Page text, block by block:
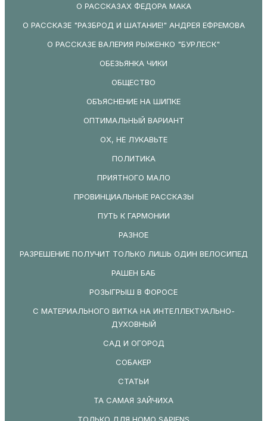
О РАССКАЗАХ ФЕДОРА МАКА
О РАССКАЗЕ "РАЗБРОД И ШАТАНИЕ!" АНДРЕЯ ЕФРЕМОВА
О РАССКАЗЕ ВАЛЕРИЯ РЫЖЕНКО "БУРЛЕСК"
ОБЕЗЬЯНКА ЧИКИ
ОБЩЕСТВО
ОБЪЯСНЕНИЕ НА ШИПКЕ
ОПТИМАЛЬНЫЙ ВАРИАНТ
ОХ, НЕ ЛУКАВЬТЕ
ПОЛИТИКА
ПРИЯТНОГО МАЛО
ПРОВИНЦИАЛЬНЫЕ РАССКАЗЫ
ПУТЬ К ГАРМОНИИ
РАЗНОЕ
РАЗРЕШЕНИЕ ПОЛУЧИТ ТОЛЬКО ЛИШЬ ОДИН ВЕЛОСИПЕД
РАШЕН БАБ
РОЗЫГРЫШ В ФОРОСЕ
С МАТЕРИАЛЬНОГО ВИТКА НА ИНТЕЛЛЕКТУАЛЬНО-
ДУХОВНЫЙ
САД И ОГОРОД
СОБАКЕР
СТАТЬИ
ТА САМАЯ ЗАЙЧИХА
ТОЛЬКО ДЛЯ HOMO SAPIENS